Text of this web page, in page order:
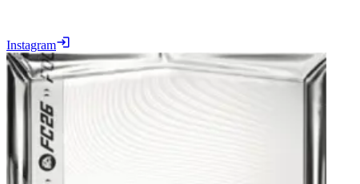
Instagram